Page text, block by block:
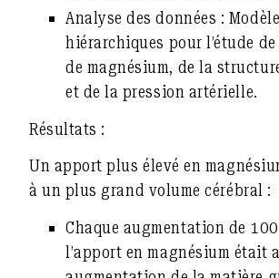
Analyse des données :
hiérarchiques pour l’étude
de magnésium, de la
et de la pression artérielle.
Résultats :
Un apport plus élevé en
à un plus grand volume cérébral :
Chaque augmentation de
l’apport en magnésium était